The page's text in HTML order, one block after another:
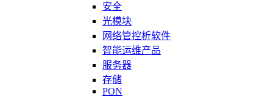
安全
光模块
网络管控析软件
智能运维产品
服务器
存储
PON